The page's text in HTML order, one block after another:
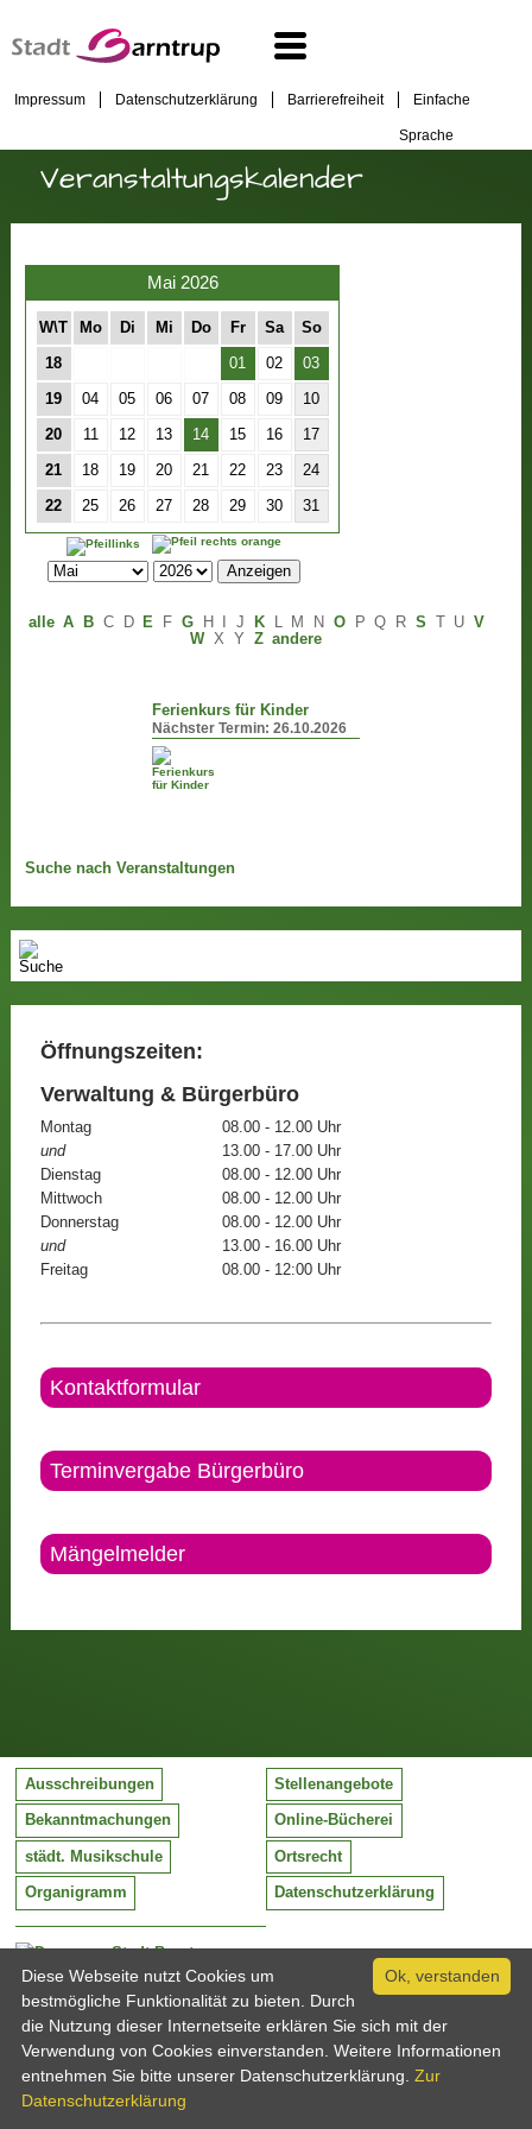
Impressum Datenschutzerklärung Barrierefreiheit Einfache
Sprache
Veranstaltungskalender
Mai 2026
W\T Mo Di Mi Do Fr Sa So
18 01 02 03
19 04 05 06 07 08 09 10
20 11 12 13 14 15 16 17
21 18 19 20 21 22 23 24
22 25 26 27 28 29 30 31
alle A B C D E F G H J K L M N O P Q R S U V
W X Y Z andere
Ferienkurs für Kinder
Nächster Termin:26.10.2026
Suche nach Veranstaltungen
Öffnungszeiten:
Verwaltung & Bürgerbüro
Montag
08.00 - 12.00 Uhr
und
13.00 - 17.00 Uhr
Dienstag
08.00 - 12.00 Uhr
Mittwoch
08.00 - 12.00 Uhr
Donnerstag
08.00 - 12.00 Uhr
und
13.00 - 16.00 Uhr
Freitag
08.00 - 12:00 Uhr
Kontaktformular
Terminvergabe Bürgerbüro
Mängelmelder
Stadt Barntrup
Mittelstraße 38
32683 Barntrup
Tel:
Email:
05263 / 409-0
info@barntrup.de
Ausschreibungen Stellenangebote
Bekanntmachungen Online-Bücherei
städt. Musikschule Ortsrecht
Organigramm Datenschutzerklärung
Ok, verstanden
Diese Webseite nutzt Cookies um
bestmögliche Funktionalität zu bieten. Durch
die Nutzung dieser Internetseite erklären Sie sich mit der
Verwendung von Cookies einverstanden. Weitere Informationen
entnehmen Sie bitte unserer Datenschutzerklärung. Zur
Datenschutzerklärung